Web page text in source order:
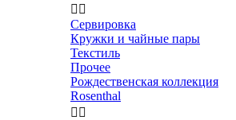
 
Сервировка
Кружки и чайные пары
Текстиль
Прочее
Рождественская коллекция
Rosenthal
 